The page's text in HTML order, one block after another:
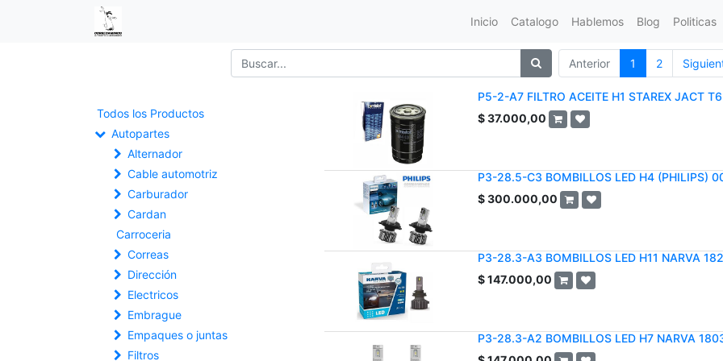
Inicio Catalogo Hablemos Blog Politicas
Anterior 1 2
Todos los Productos
Autopartes
Alternador
Cable automotriz
Carburador
Cardan
Carroceria
Correas
Dirección
Electricos
Embrague
Empaques o juntas
Filtros
P5-2-A7 FILTRO ACEITE H1 STAREX JACT
$37.000,00
P3-28.5-C3 BOMBILLOS LED H4 (PHILIPS)
$300.000,00
P3-28.3-A3 BOMBILLOS LED H11 NARVA
$147.000,00
P3-28.3-A2 BOMBILLOS LED H7 NARVA